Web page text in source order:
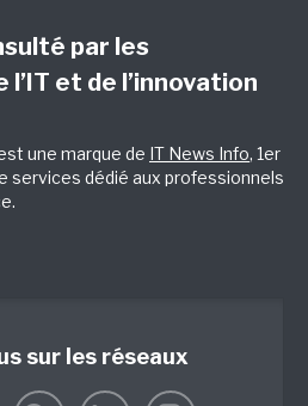
par les
et de l’innovation
une marque de IT News Info, 1er
services dédié aux professionnels
sur les réseaux